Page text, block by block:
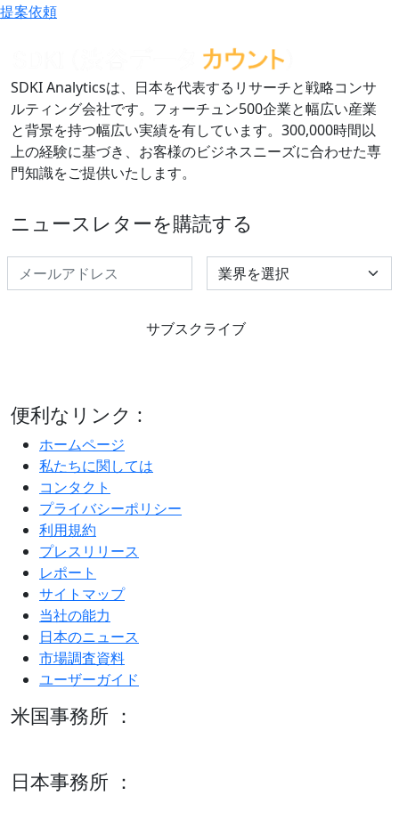
提案依頼
SDKI Analyticsは、日本を代表するリサーチと戦略コンサ
ルティング会社です。フォーチュン500企業と幅広い産業
と背景を持つ幅広い実績を有しています。300,000時間以
上の経験に基づき、お客様のビジネスニーズに合わせた専
門知識をご提供いたします。
ニュースレターを購読する
Select Industry
サブスクライブ
便利なリンク :
ホームページ
私たちに関しては
コンタクト
プライバシーポリシー
利用規約
プレスリリース
レポート
サイトマップ
当社の能力
日本のニュース
市場調査資料
ユーザーガイド
米国事務所 ：
日本事務所 ：